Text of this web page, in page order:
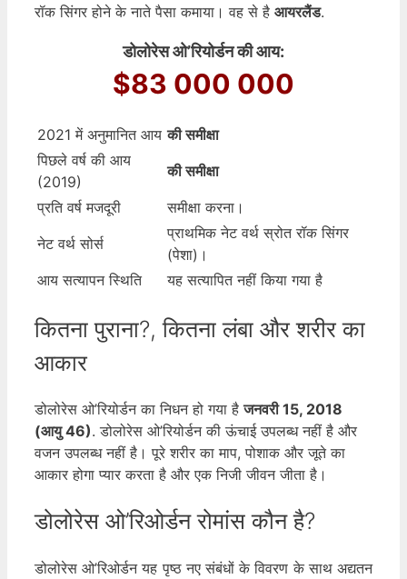
रॉक सिंगर होने के नाते पैसा कमाया। वह से है आयरलैंड.
डोलोरेस ओ’रियोर्डन की आय:
$83 000 000
2021 में अनुमानित आय की समीक्षा
पिछले वर्ष की आय
(2019)
की समीक्षा
प्रति वर्ष मजदूरी
समीक्षा करना।
नेट वर्थ सोर्स
प्राथमिक नेट वर्थ स्रोत रॉक सिंगर
(पेशा)।
आय सत्यापन स्थिति
यह सत्यापित नहीं किया गया है
कितना पुराना?, कितना लंबा और शरीर का
आकार
डोलोरेस ओ’रियोर्डन का निधन हो गया हैजनवरी 15, 2018
(आयु 46). डोलोरेस ओ’रियोर्डन की ऊंचाई उपलब्ध नहीं है और
वजन उपलब्ध नहीं है। पूरे शरीर का माप, पोशाक और जूते का
आकार होगा प्यार करता है और एक निजी जीवन जीता है।
डोलोरेस ओ’रिओर्डन रोमांस कौन है?
डोलोरेस ओ’रिओर्डन यह पृष्ठ नए संबंधों के विवरण के साथ अद्यतन